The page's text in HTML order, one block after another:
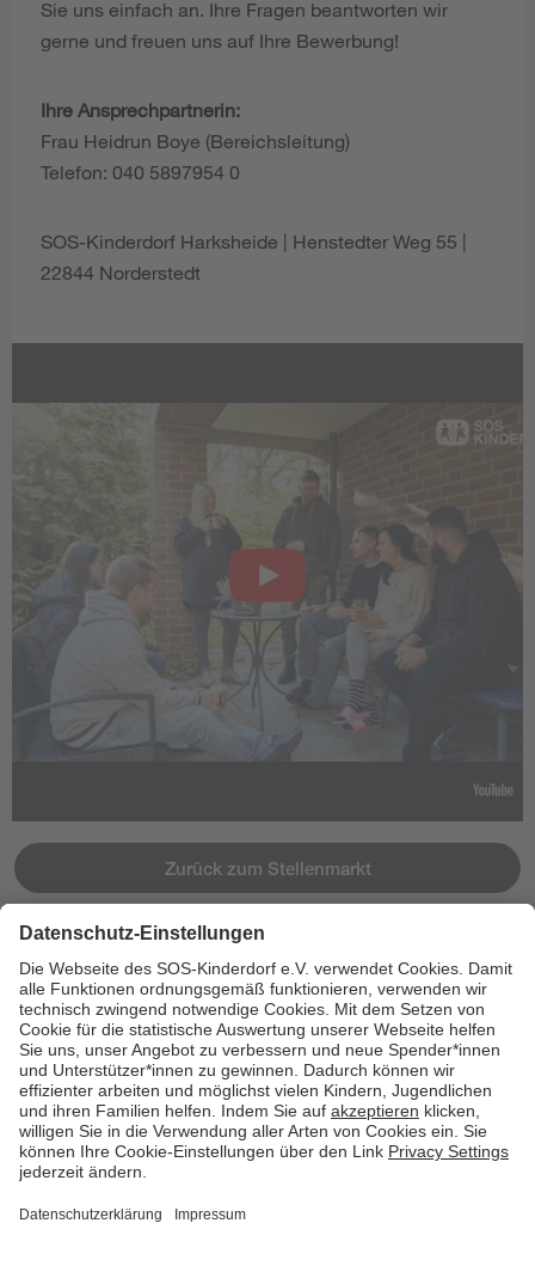
Sie uns einfach an. Ihre Fragen beantworten wir
gerne und freuen uns auf Ihre Bewerbung!
Ihre Ansprechpartnerin:
Frau Heidrun Boye (Bereichsleitung)
Telefon: 040 5897954 0
SOS-Kinderdorf Harksheide | Henstedter Weg 55 |
22844 Norderstedt
Zurück zum Stellenmarkt
Jetzt bewerben